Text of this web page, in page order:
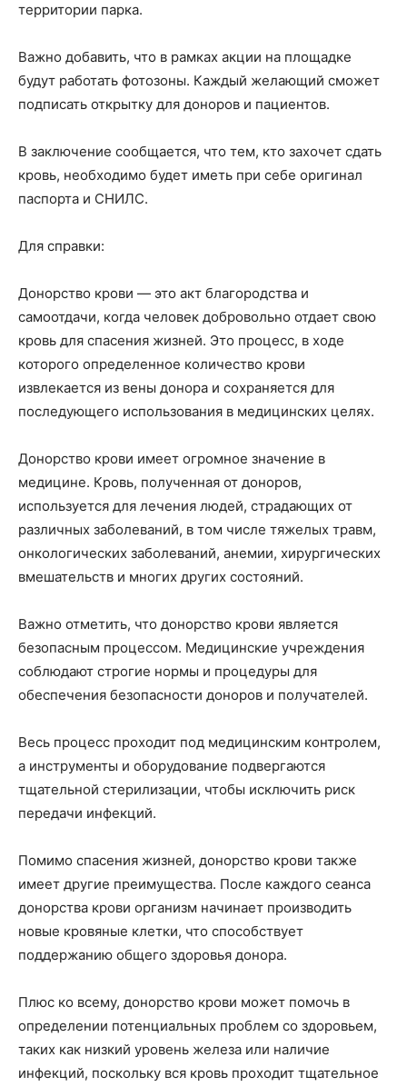
территории парка.
Важно добавить, что в рамках акции на площадке
будут работать фотозоны. Каждый желающий сможет
подписать открытку для доноров и пациентов.
В заключение сообщается, что тем, кто захочет сдать
кровь, необходимо будет иметь при себе оригинал
паспорта и СНИЛС.
Для справки:
Донорство крови — это акт благородства и
самоотдачи, когда человек добровольно отдает свою
кровь для спасения жизней. Это процесс, в ходе
которого определенное количество крови
извлекается из вены донора и сохраняется для
последующего использования в медицинских целях.
Донорство крови имеет огромное значение в
медицине. Кровь, полученная от доноров,
используется для лечения людей, страдающих от
различных заболеваний, в том числе тяжелых травм,
онкологических заболеваний, анемии, хирургических
вмешательств и многих других состояний.
Важно отметить, что донорство крови является
безопасным процессом. Медицинские учреждения
соблюдают строгие нормы и процедуры для
обеспечения безопасности доноров и получателей.
Весь процесс проходит под медицинским контролем,
а инструменты и оборудование подвергаются
тщательной стерилизации, чтобы исключить риск
передачи инфекций.
Помимо спасения жизней, донорство крови также
имеет другие преимущества. После каждого сеанса
донорства крови организм начинает производить
новые кровяные клетки, что способствует
поддержанию общего здоровья донора.
Плюс ко всему, донорство крови может помочь в
определении потенциальных проблем со здоровьем,
таких как низкий уровень железа или наличие
инфекций, поскольку вся кровь проходит тщательное